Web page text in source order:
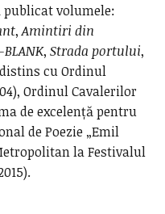
publicat volumele:
,Amintiri din
, Strada portului,
cu Ordinul
Ordinul Cavalerilor
de excelență pentru
de Poezie „Emil
la Festivalul